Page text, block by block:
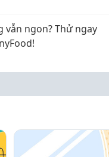
vẫn ngon? Thử ngay